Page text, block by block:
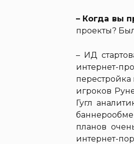
– Когда вы
проекты?
– ИД
интернет-
игроков
Гугл
планов
интернет-